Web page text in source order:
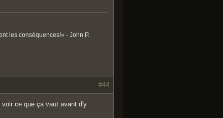
les conséquences!» - John P.
#44
ce que ça vaut avant d'y